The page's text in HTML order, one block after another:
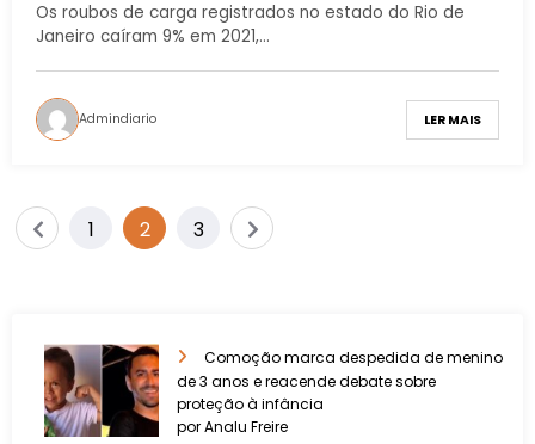
Os roubos de carga registrados no estado do Rio de
Janeiro caíram 9% em 2021,…
Admindiario LER MAIS
1 2 3
Comoção marca despedida de menino
de 3 anos e reacende debate sobre
proteção à infância
por Analu Freire